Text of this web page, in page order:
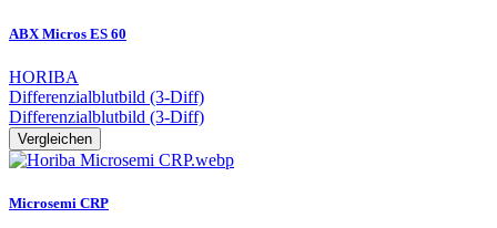
ABX Micros ES 60
HORIBA
Differenzialblutbild (3-Diff)
Differenzialblutbild (3-Diff)
Vergleichen
Microsemi CRP